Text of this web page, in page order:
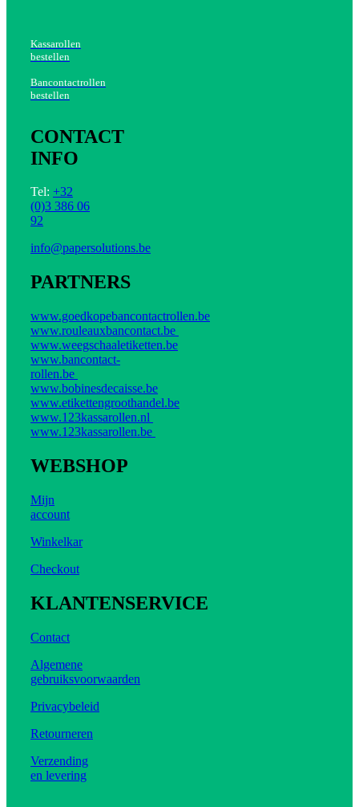
Kassarollen
bestellen
Bancontactrollen
bestellen
CONTACT
INFO
Tel: +32
(0)3 386 06
92
info@papersolutions.be
PARTNERS
www.goedkopebancontactrollen.be
www.rouleauxbancontact.be
www.weegschaaletiketten.be
www.bancontact-
rollen.be
www.bobinesdecaisse.be
www.etikettengroothandel.be
www.123kassarollen.nl
www.123kassarollen.be
WEBSHOP
Mijn
account
Winkelkar
Checkout
KLANTENSERVICE
Contact
Algemene
gebruiksvoorwaarden
Privacybeleid
Retourneren
Verzending
en levering